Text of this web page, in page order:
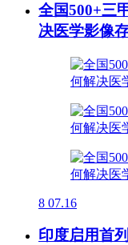
全国500+三
决医学影像
8 07.16
印度启用首